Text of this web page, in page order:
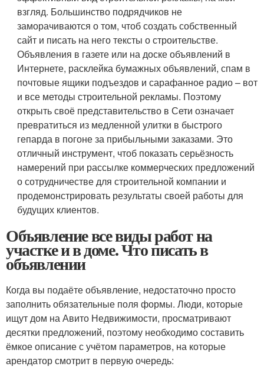
взгляд. Большинство подрядчиков не
заморачиваются о том, чтоб создать собственный
сайт и писать на него тексты о строительстве.
Объявления в газете или на доске объявлений в
Интернете, расклейка бумажных объявлений, спам в
почтовые ящики подъездов и сарафанное радио – вот
и все методы строительной рекламы. Поэтому
открыть своё представительство в Сети означает
превратиться из медленной улитки в быстрого
гепарда в погоне за прибыльными заказами. Это
отличный инструмент, чтоб показать серьёзность
намерений при рассылке коммерческих предложений
о сотрудничестве для строительной компании и
продемонстрировать результаты своей работы для
будущих клиентов.
Объявление все виды работ на
участке и в доме. Что писать в
объявлении
Когда вы подаёте объявление, недостаточно просто
заполнить обязательные поля формы. Люди, которые
ищут дом на Авито Недвижимости, просматривают
десятки предложений, поэтому необходимо составить
ёмкое описание с учётом параметров, на которые
арендатор смотрит в первую очередь: